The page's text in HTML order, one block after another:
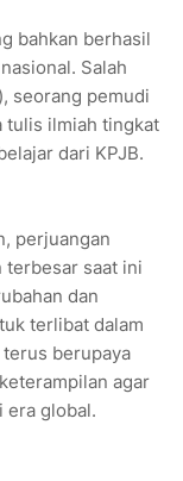
bahkan berhasil
Salah
seorang pemudi
tulis ilmiah tingkat
dari KPJB.
perjuangan
terbesar saat ini
dan
terlibat dalam
berupaya
agar
era global.